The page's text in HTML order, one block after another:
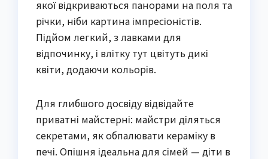
якої відкриваються панорами на поля та
річки, ніби картина імпресіоністів.
Підйом легкий, з лавками для
відпочинку, і влітку тут цвітуть дикі
квіти, додаючи кольорів.
Для глибшого досвіду відвідайте
приватні майстерні: майстри діляться
секретами, як обпалювати кераміку в
печі. Опішня ідеальна для сімей — діти в